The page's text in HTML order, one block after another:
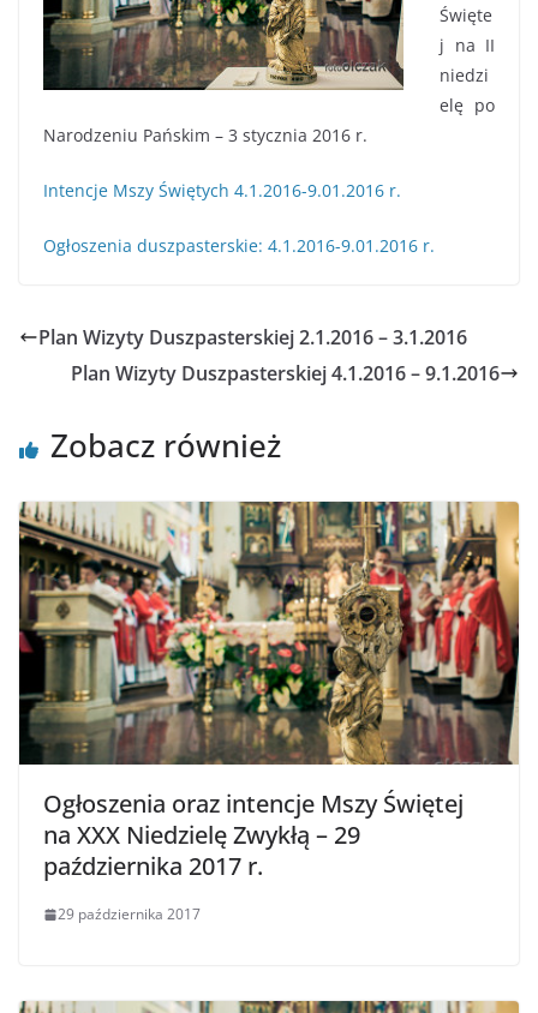
Święte
j na II
niedzi
elę po
Narodzeniu Pańskim – 3 stycznia 2016 r.
Intencje Mszy Świętych 4.1.2016-9.01.2016 r.
Ogłoszenia duszpasterskie: 4.1.2016-9.01.2016 r.
Plan Wizyty Duszpasterskiej 2.1.2016 – 3.1.2016
Plan Wizyty Duszpasterskiej 4.1.2016 – 9.1.2016
Zobacz również
Ogłoszenia oraz intencje Mszy Świętej
na XXX Niedzielę Zwykłą – 29
października 2017 r.
29 października 2017